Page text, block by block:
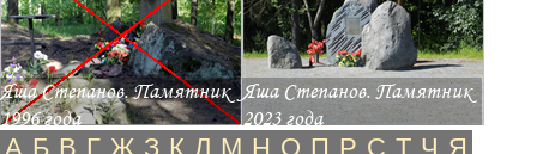
Яша Степанов. Памятник
1996 года
Яша Степанов. Памятник
2023 года
А Б В Г Ж З К Л М Н О П Р С Т Ч Я